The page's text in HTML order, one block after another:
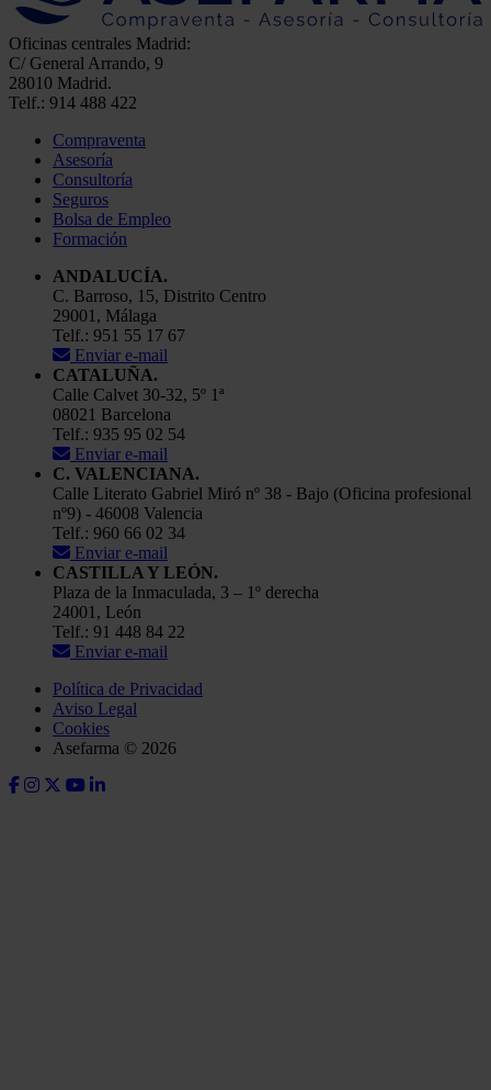
Oficinas centrales Madrid:
C/ General Arrando, 9
28010 Madrid.
Telf.: 914 488 422
Compraventa
Asesoría
Consultoría
Seguros
Bolsa de Empleo
Formación
ANDALUCÍA.
C. Barroso, 15, Distrito Centro
29001, Málaga
Telf.: 951 55 17 67
Enviar e-mail
CATALUÑA.
Calle Calvet 30-32, 5º 1ª
08021 Barcelona
Telf.: 935 95 02 54
Enviar e-mail
C. VALENCIANA.
Calle Literato Gabriel Miró nº 38 - Bajo (Oficina profesional
nº9) - 46008 Valencia
Telf.: 960 66 02 34
Enviar e-mail
CASTILLA Y LEÓN.
Plaza de la Inmaculada, 3 – 1º derecha
24001, León
Telf.: 91 448 84 22
Enviar e-mail
Política de Privacidad
Aviso Legal
Cookies
Asefarma © 2026